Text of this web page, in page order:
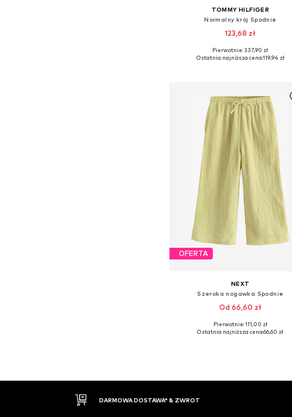
TOMMY HILFIGER
Normalny krój Spodnie
123,68 zł
Dostępne rozmiary: 104, 116, 122
Pierwotnie: 337,90 zł
Ostatnia najniższa cena:119,94 zł
OFERTA
NEXT
Szeroka nogawka Spodnie
Od 66,60 zł
Dostępne rozmiary: 98, 152, 164, 166
Pierwotnie: 111,00 zł
Ostatnia najniższa cena:66,60 zł
30 DNI NA ZWROT TOWARU